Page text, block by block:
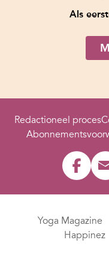
Als
Redactioneel proces
Yoga Magazine
Happinez